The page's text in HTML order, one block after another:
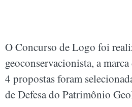
O Concurso de Logo foi
geoconservacionista, a
4 propostas foram
de Defesa do Patrimônio